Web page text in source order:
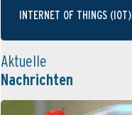
INTERNET OF THINGS (IOT)
Aktuelle
Nachrichten